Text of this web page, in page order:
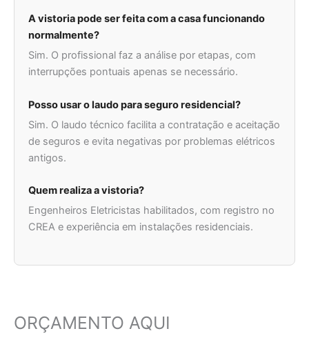
A vistoria pode ser feita com a casa funcionando
normalmente?
Sim. O profissional faz a análise por etapas, com
interrupções pontuais apenas se necessário.
Posso usar o laudo para seguro residencial?
Sim. O laudo técnico facilita a contratação e aceitação
de seguros e evita negativas por problemas elétricos
antigos.
Quem realiza a vistoria?
Engenheiros Eletricistas habilitados, com registro no
CREA e experiência em instalações residenciais.
ORÇAMENTO AQUI